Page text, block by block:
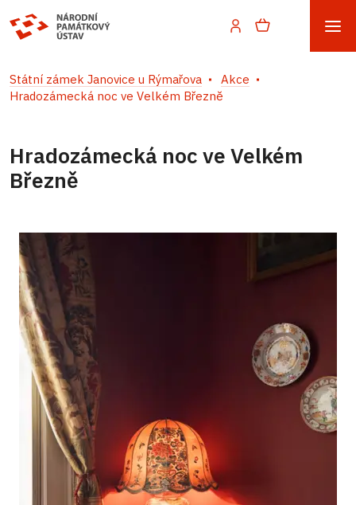
Státní zámek Janovice u Rýmařova
Akce
Hradozámecká noc ve Velkém Březně
Hradozámecká noc ve Velkém
Březně